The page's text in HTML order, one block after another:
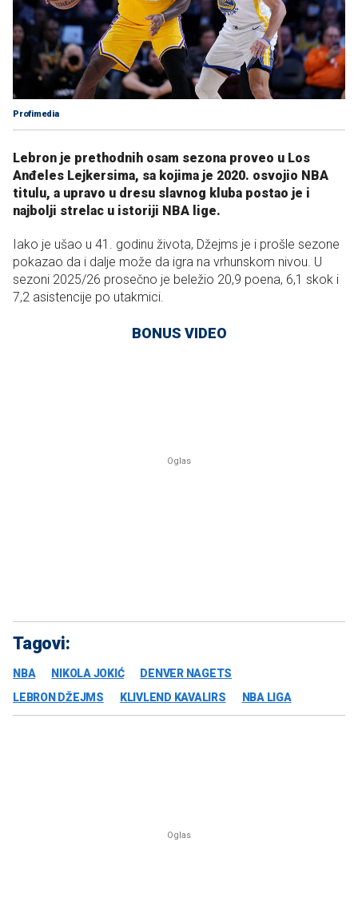
Profimedia
Lebron je prethodnih osam sezona proveo u Los
Anđeles Lejkersima, sa kojima je 2020. osvojio NBA
titulu, a upravo u dresu slavnog kluba postao je i
najbolji strelac u istoriji NBA lige.
Iako je ušao u 41. godinu života, Džejms je i prošle sezone
pokazao da i dalje može da igra na vrhunskom nivou. U
sezoni 2025/26 prosečno je beležio 20,9 poena, 6,1 skok i
7,2 asistencije po utakmici.
BONUS VIDEO
Tagovi:
NBA NIKOLA JOKIĆ
DENVER NAGETS
LEBRON DŽEJMS
KLIVLEND KAVALIRS NBA LIGA